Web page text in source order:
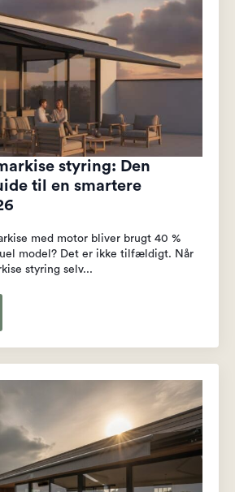
styring: Den
til en smartere
med motor bliver brugt 40 %
model? Det er ikke tilfældigt. Når
styring selv...